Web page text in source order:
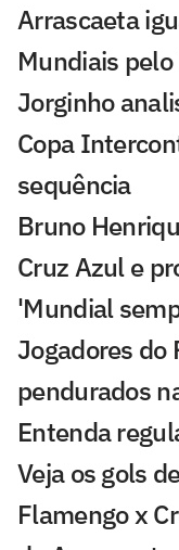
Arrascaeta
Mundiais
Jorginho
Copa
sequência
Bruno
Cruz Azul e
'Mundial
Jogadores do
pendurados
Entenda
Veja os gols
Flamengo x